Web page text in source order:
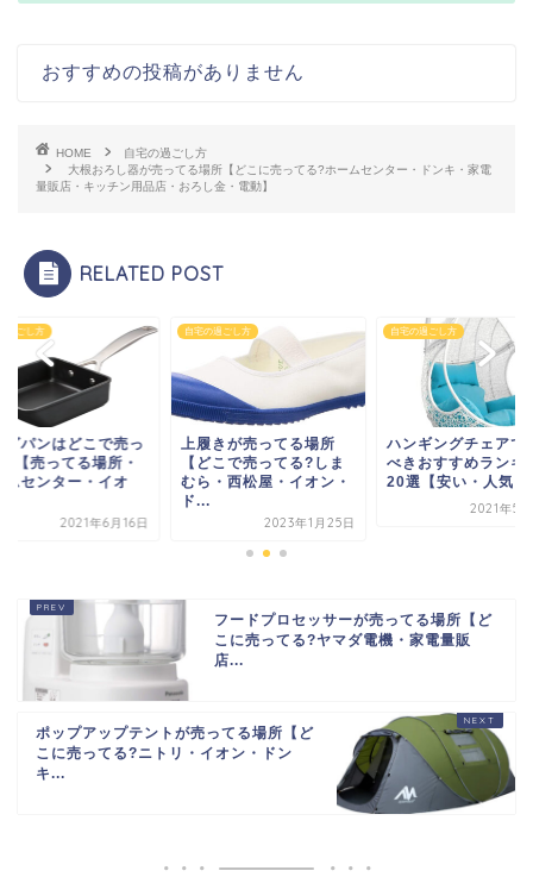
おすすめの投稿がありません
HOME
自宅の過ごし方
大根おろし器が売ってる場所【どこに売ってる?ホームセンター・ドンキ・家電
量販店・キッチン用品店・おろし金・電動】
RELATED POST
過ごし方
きが売ってる場所
こで売ってる?しま
・西松屋・イオン・
2023年1月25日
自宅の過ごし方
ハンギングチェアで買う
べきおすすめランキング
20選【安い・人気・エ...
自宅の過ごし方
エッグパンはどこで
てる?【売ってる場
ホームセンター・イ
フードプロセッサーが売ってる場所【ど
こに売ってる?ヤマダ電機・家電量販
店...
ポップアップテントが売ってる場所【ど
こに売ってる?ニトリ・イオン・ドン
キ...